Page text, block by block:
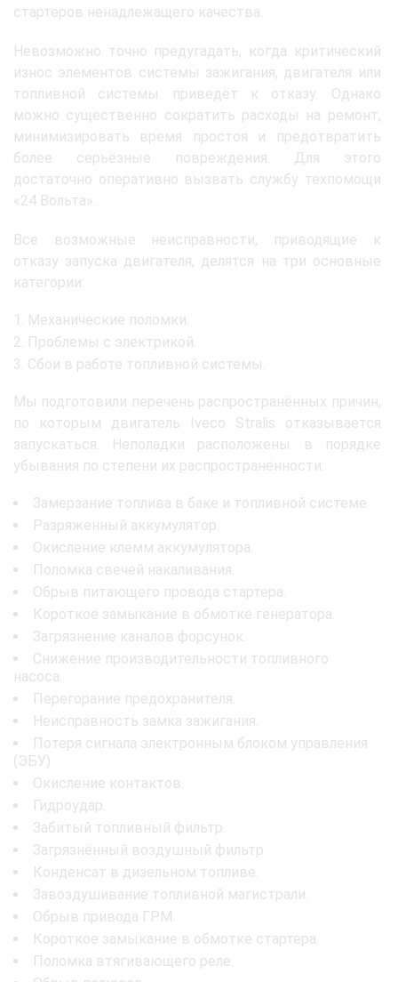
стартеров ненадлежащего качества.
Невозможно точно предугадать, когда критический
износ элементов системы зажигания, двигателя или
топливной системы приведёт к отказу. Однако
можно существенно сократить расходы на ремонт,
минимизировать время простоя и предотвратить
более серьёзные повреждения. Для этого
достаточно оперативно вызвать службу техпомощи
«24 Вольта».
Все возможные неисправности, приводящие к
отказу запуска двигателя, делятся на три основные
категории:
Механические поломки.
Проблемы с электрикой.
Сбои в работе топливной системы.
Мы подготовили перечень распространённых причин,
по которым двигатель Iveco Stralis отказывается
запускаться. Неполадки расположены в порядке
убывания по степени их распространённости:
Замерзание топлива в баке и топливной системе.
Разряженный аккумулятор.
Окисление клемм аккумулятора.
Поломка свечей накаливания.
Обрыв питающего провода стартера.
Короткое замыкание в обмотке генератора.
Загрязнение каналов форсунок.
Снижение производительности топливного
насоса.
Перегорание предохранителя.
Неисправность замка зажигания.
Потеря сигнала электронным блоком управления
(ЭБУ).
Окисление контактов.
Гидроудар.
Забитый топливный фильтр.
Загрязнённый воздушный фильтр.
Конденсат в дизельном топливе.
Завоздушивание топливной магистрали.
Обрыв привода ГРМ.
Короткое замыкание в обмотке стартера.
Поломка втягивающего реле.